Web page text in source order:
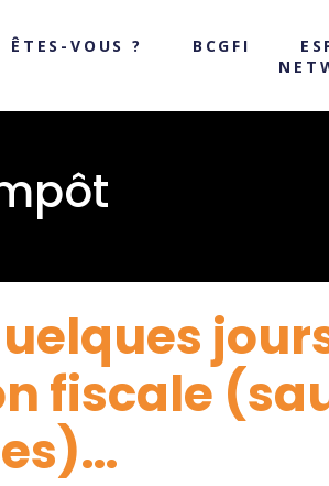
ÊTES-VOUS ? BCGFI
fiscale